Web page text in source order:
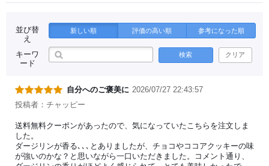
並び替
え
新しい順 評価の高い順 参考になった順
キーワ
ード
検索 クリア
自分へのご褒美に 2026/07/27 22:43:57
投稿者：チャッピー
送料無料クーポンがあったので、気になっていたこちらを注文しま
した。
ダージリンが香る､､､とありましたが、チョコやココアクッキーの味
が強いのかな？と思いながら一口いただきました。コメント通り、